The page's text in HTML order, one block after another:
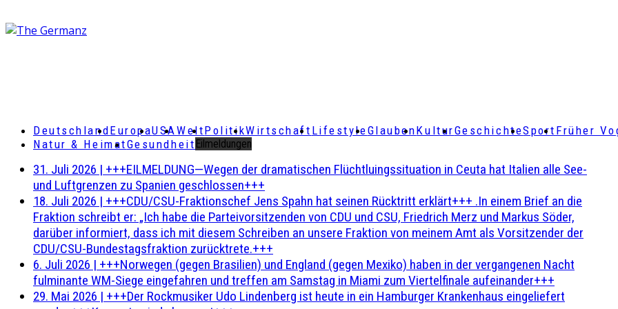
DeutschlandEuropaUSAWeltPolitikWirtschaft LifestyleGlaubenKulturGeschichteSport Früher
Natur & HeimatGesundheit Eilmeldungen
31. Juli 2026 | +++EILMELDUNG—Wegen der dramatischen Flüchtluingssituation in Ceuta hat Italien alle See-
und Luftgrenzen zu Spanien geschlossen+++
18. Juli 2026 | +++CDU/CSU-Fraktionschef Jens Spahn hat seinen Rücktritt erklärt+++ .In einem Brief an die
Fraktion schreibt er: „Ich habe die Parteivorsitzenden von CDU und CSU, Friedrich Merz und Markus Söder,
darüber informiert, dass ich mit diesem Schreiben an unsere Fraktion von meinem Amt als Vorsitzender der
CDU/CSU-Bundestagsfraktion zurücktrete.+++
6. Juli 2026 | +++Norwegen (gegen Brasilien) und England (gegen Mexiko) haben in der vergangenen Nacht
fulminante WM-Siege eingefahren und treffen am Samstag in Miami zum Viertelfinale aufeinander+++
29. Mai 2026 | +++Der Rockmusiker Udo Lindenberg ist heute in ein Hamburger Krankenhaus eingeliefert